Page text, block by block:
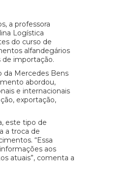
a professora
Logística
do curso de
alfandegários
de importação.
da Mercedes Bens
abordou,
e internacionais
exportação,
este tipo de
a troca de
“Essa
aos
atuais”, comenta a